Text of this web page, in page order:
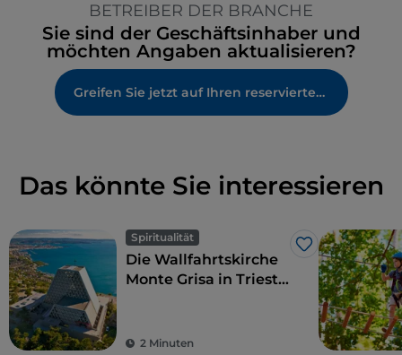
BETREIBER DER BRANCHE
Sie sind der Geschäftsinhaber und
möchten Angaben aktualisieren?
Greifen Sie jetzt auf Ihren reservierten Bereich zu
Das könnte Sie interessieren
Spiritualität
Like
Die Wallfahrtskirche
Monte Grisa in Triest,
Freundschaft
2 Minuten